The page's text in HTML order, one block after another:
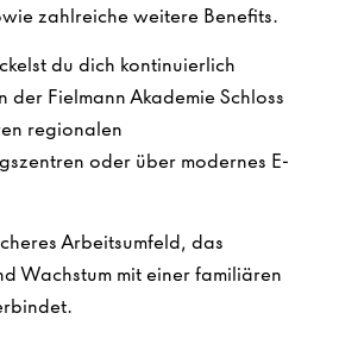
zahlreiche weitere Benefits.
du dich kontinuierlich
der Fielmann Akademie Schloss
regionalen
oder über modernes E-
Arbeitsumfeld, das
Wachstum mit einer familiären